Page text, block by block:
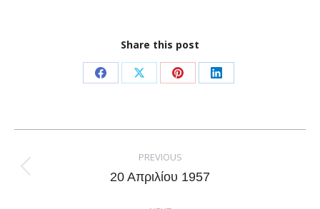
Share this post
Share
Facebook
Share
X
Share
Pinterest
Share
LinkedIn
navigation
PREVIOUS
Previous
20 Απριλίου 1957